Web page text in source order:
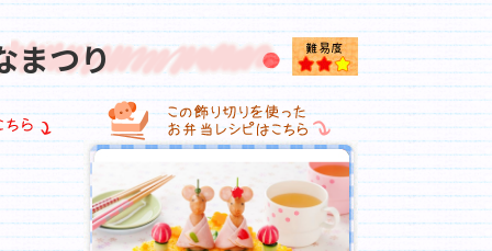
まつり ★★
今回使用した